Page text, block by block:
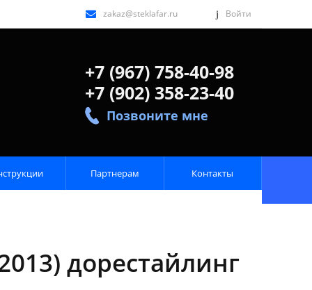
zakaz@steklafar.ru Войти
+7 (967) 758-40-98
+7 (902) 358-23-40
Позвоните мне
Партнерам Контакты
дорестайлинг